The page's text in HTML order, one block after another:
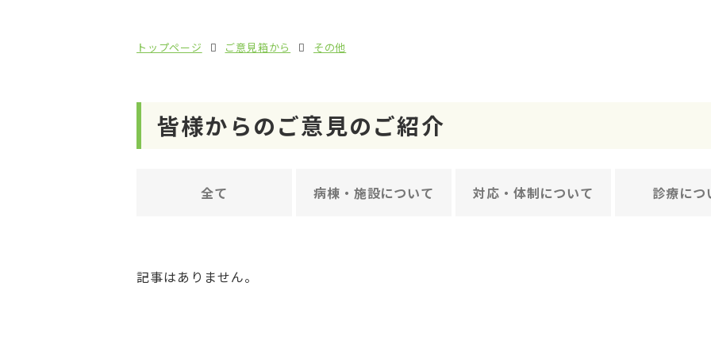
トップページ ご意見箱から その他
皆様からのご意見のご紹介
全て 病棟・施設について 対応・体制について 診療につ
記事はありません。